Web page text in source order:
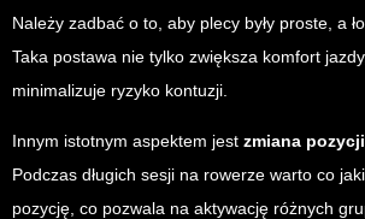
Należy zadbać o to, aby plecy były proste, a
Taka postawa nie tylko zwiększa komfort
minimalizuje ryzyko kontuzji.
Innym istotnym aspektem jest zmiana
Podczas długich sesji na rowerze warto co
pozycję, co pozwala na aktywację różnych